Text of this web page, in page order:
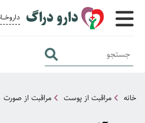
دارو دراگ
خانه مراقبت از پوست مراقبت از صورت